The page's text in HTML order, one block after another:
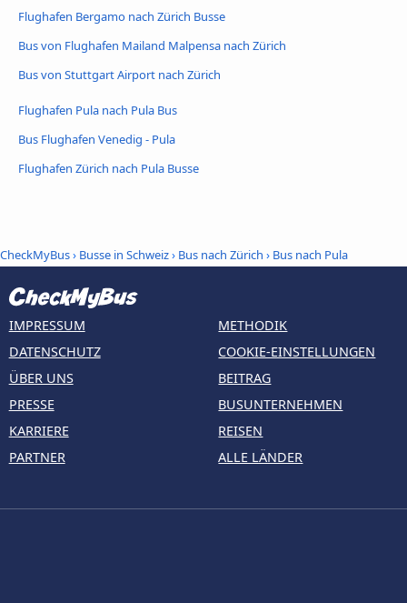
Flughafen Bergamo nach Zürich Busse
Bus von Flughafen Mailand Malpensa nach Zürich
Bus von Stuttgart Airport nach Zürich
Flughafen Pula nach Pula Bus
Bus Flughafen Venedig - Pula
Flughafen Zürich nach Pula Busse
CheckMyBus› Busse in Schweiz› Bus nach Zürich › Bus nach Pula
IMPRESSUM
DATENSCHUTZ
ÜBER UNS
PRESSE
KARRIERE
PARTNER
METHODIK
COOKIE-EINSTELLUNGEN
BEITRAG
BUSUNTERNEHMEN
REISEN
ALLE LÄNDER